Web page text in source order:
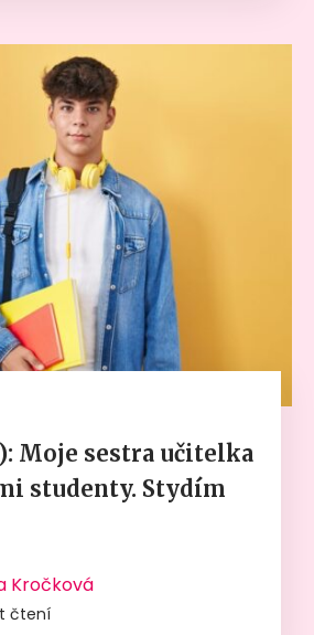
Moje sestra učitelka
studenty. Stydím
Kročková
čtení